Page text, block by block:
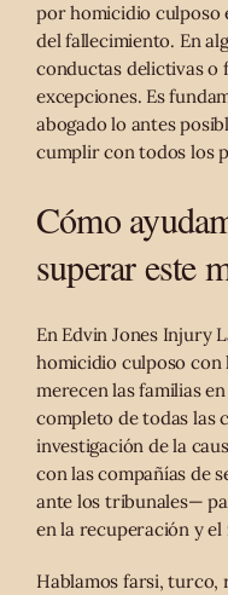
por homicidio culposo
del fallecimiento. En
conductas delictivas o
excepciones. Es
abogado lo antes
cumplir con todos los
Cómo
superar este
En Edvin Jones Injury
homicidio culposo con
merecen las familias
completo de todas las
investigación de la
con las compañías de
ante los tribunales—
en la recuperación y
Hablamos farsi, turco,